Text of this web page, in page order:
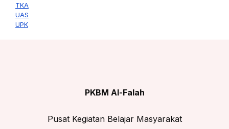
TKA
UAS
UPK
PKBM Al-Falah
Pusat Kegiatan Belajar Masyarakat